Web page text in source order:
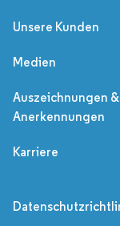
Unsere Kunden
Medien
Auszeichnungen &
Anerkennungen
Karriere